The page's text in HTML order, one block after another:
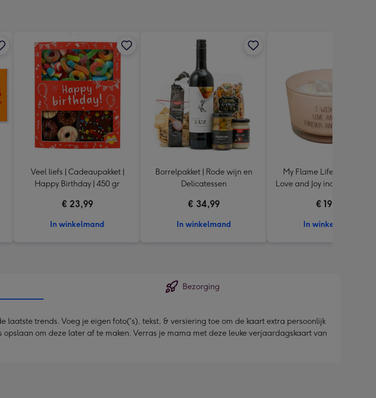
Veel liefs | Cadeaupakket |
Happy Birthday | 450 gr
€ 23,99
In winkelmand
Borrelpakket | Rode wijn en
Delicatessen
€ 34,99
In winkelmand
My Flame Lifestyle | Kaars
Love and Joy incl.
€ 19,99
In winkelmand
Bezorging
trends. Voeg je eigen foto('s), tekst, & versiering toe om de kaart extra persoonlijk
om deze later af te maken. Verras je mama met deze leuke verjaardagskaart van